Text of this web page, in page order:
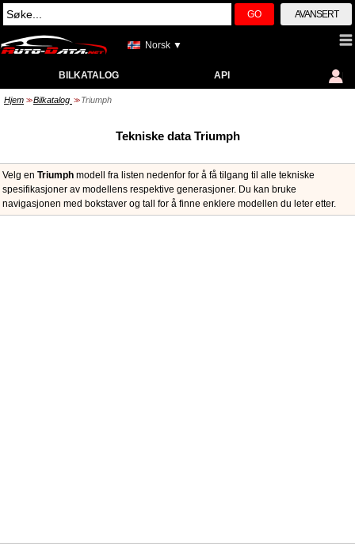
GO AVANSERT
Norsk ▼
BILKATALOG API
Hjem >> Bilkatalog >> Triumph
Tekniske data Triumph
Velg en Triumph modell fra listen nedenfor for å få tilgang til alle tekniske
spesifikasjoner av modellens respektive generasjoner. Du kan bruke
navigasjonen med bokstaver og tall for å finne enklere modellen du leter etter.